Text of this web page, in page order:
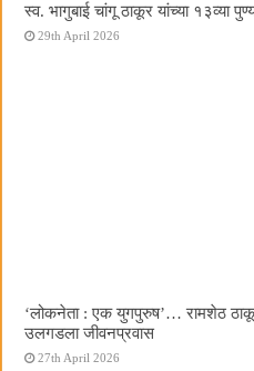
स्व. भागुबाई चांगू ठाकूर यांच्या १३व्या
29th April 2026
‌‘लोकनेता : एक युगपुरुष‌’… रामशेठ ठाकूर
उलगडला जीवनप्रवास
27th April 2026